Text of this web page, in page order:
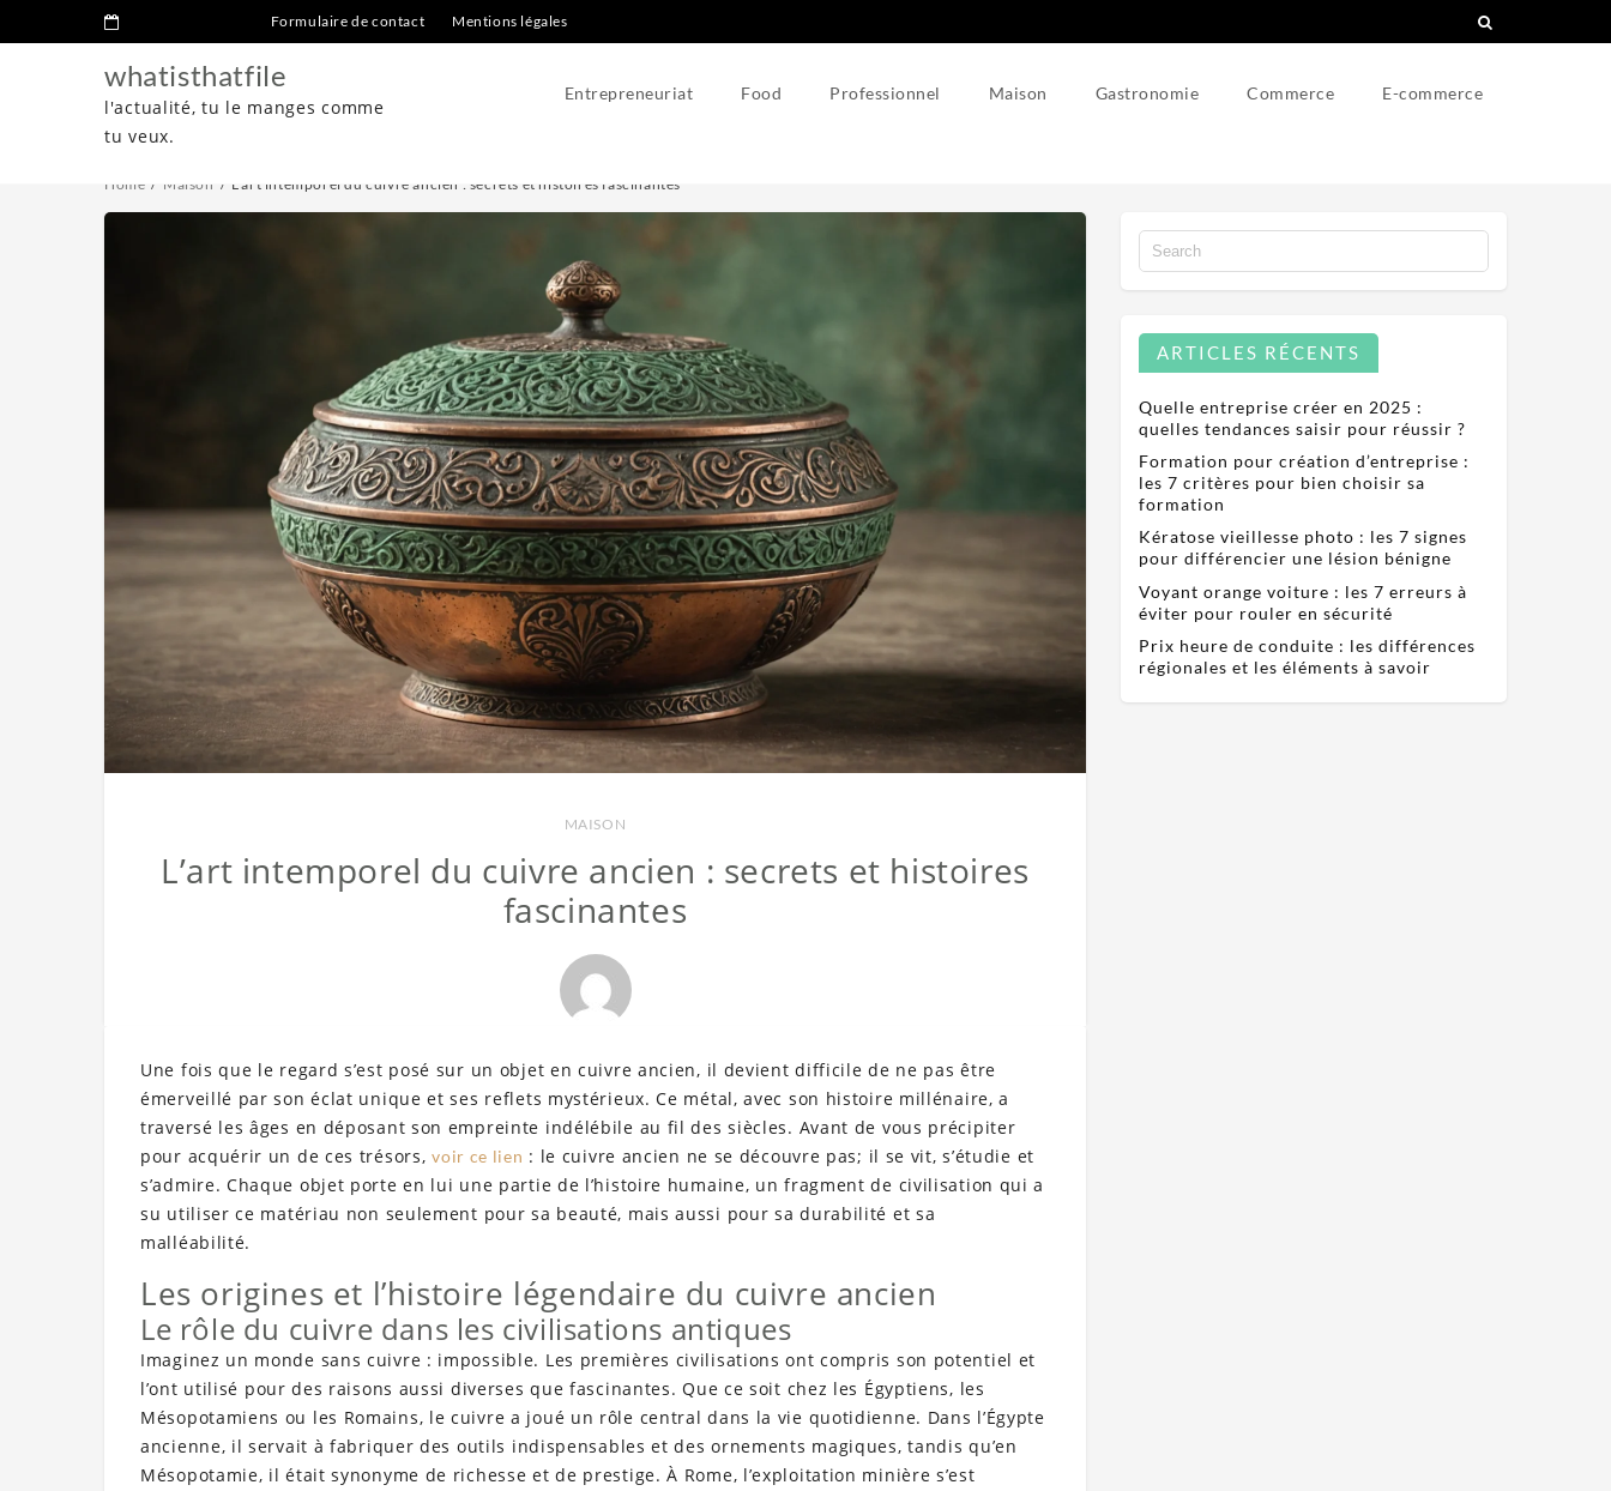
Formulaire de contact Mentions légales
whatisthatfile
l'actualité, tu le manges comme
tu veux.
Entrepreneuriat Food Professionnel Maison Gastronomie Commerce E-commerce
Home Maison L’art intemporel du cuivre ancien : secrets et histoires fascinantes
MAISON
L’art intemporel du cuivre ancien : secrets et histoires
fascinantes
Une fois que le regard s’est posé sur un objet en cuivre ancien, il devient difficile de ne pas être
émerveillé par son éclat unique et ses reflets mystérieux. Ce métal, avec son histoire millénaire, a
traversé les âges en déposant son empreinte indélébile au fil des siècles. Avant de vous précipiter
pour acquérir un de ces trésors,voir ce lien : le cuivre ancien ne se découvre pas; il se vit, s’étudie et
s’admire. Chaque objet porte en lui une partie de l’histoire humaine, un fragment de civilisation qui a
su utiliser ce matériau non seulement pour sa beauté, mais aussi pour sa durabilité et sa
malléabilité.
Les origines et l’histoire légendaire du cuivre ancien
Le rôle du cuivre dans les civilisations antiques
Imaginez un monde sans cuivre : impossible. Les premières civilisations ont compris son potentiel et
l’ont utilisé pour des raisons aussi diverses que fascinantes. Que ce soit chez les Égyptiens, les
Mésopotamiens ou les Romains, le cuivre a joué un rôle central dans la vie quotidienne. Dans l’Égypte
ancienne, il servait à fabriquer des outils indispensables et des ornements magiques, tandis qu’en
Mésopotamie, il était synonyme de richesse et de prestige. À Rome, l’exploitation minière s’est
ARTICLES RÉCENTS
Quelle entreprise créer en 2025 :
quelles tendances saisir pour réussir ?
Formation pour création d’entreprise :
les 7 critères pour bien choisir sa
formation
Kératose vieillesse photo : les 7 signes
pour différencier une lésion bénigne
Voyant orange voiture : les 7 erreurs à
éviter pour rouler en sécurité
Prix heure de conduite : les différences
régionales et les éléments à savoir